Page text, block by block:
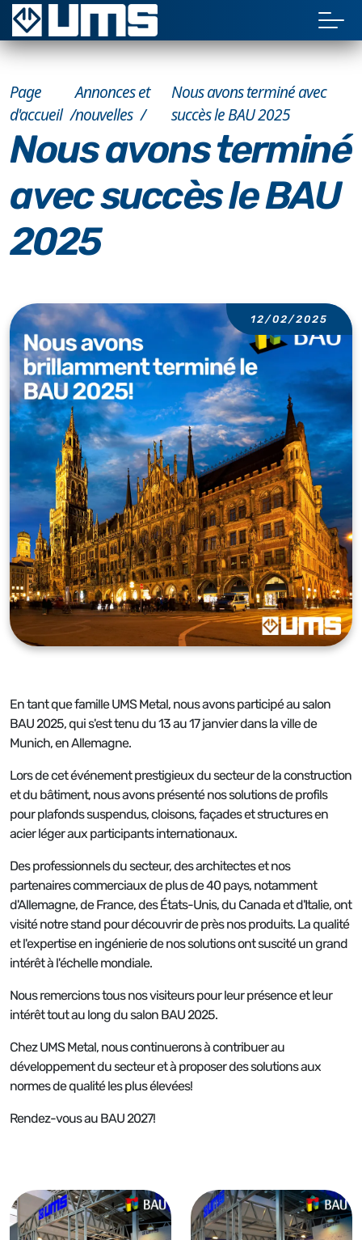
Page
d'accueil
Annonces et
nouvelles
Nous avons terminé avec
succès le BAU 2025
Nous avons terminé
avec succès le BAU
2025
12/02/2025
En tant que famille UMS Metal, nous avons participé au salon
BAU 2025, qui s'est tenu du 13 au 17 janvier dans la ville de
Munich, en Allemagne.
Lors de cet événement prestigieux du secteur de la construction
et du bâtiment, nous avons présenté nos solutions de profils
pour plafonds suspendus, cloisons, façades et structures en
acier léger aux participants internationaux.
Des professionnels du secteur, des architectes et nos
partenaires commerciaux de plus de 40 pays, notamment
d'Allemagne, de France, des États-Unis, du Canada et d'Italie, ont
visité notre stand pour découvrir de près nos produits. La qualité
et l'expertise en ingénierie de nos solutions ont suscité un grand
intérêt à l'échelle mondiale.
Nous remercions tous nos visiteurs pour leur présence et leur
intérêt tout au long du salon BAU 2025.
Chez UMS Metal, nous continuerons à contribuer au
développement du secteur et à proposer des solutions aux
normes de qualité les plus élevées!
Rendez-vous au BAU 2027!